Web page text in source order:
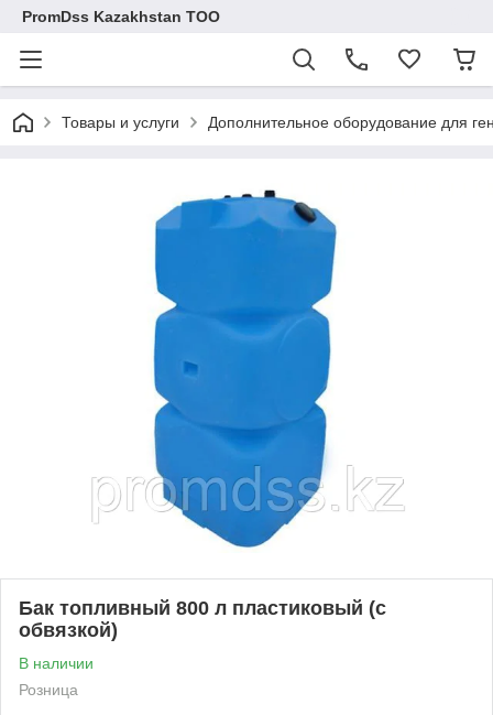
PromDss Kazakhstan TOO
Товары и услуги Дополнительное оборудование для
Бак топливный 800 л пластиковый (с
обвязкой)
В наличии
Розница